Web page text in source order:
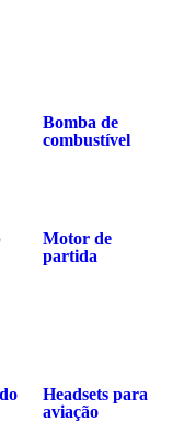
Bomba de
combustível
Motor de
partida
Headsets para
aviação